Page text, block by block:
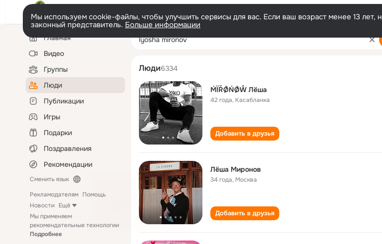
Мы используем cookie-файлы, чтобы улучшить сервисы для вас. Если ваш возраст менее 13
законный представитель. Больше информации
Левая
колонкаГлавная
Видео
Группы
Люди
Публикации
Игры
Подарки
Поздравления
Рекомендации
Сменить язык
Рекламодателям Помощь
Новости Ещё
Мы применяем
рекомендательные технологии
Подробнее
lyosha mironov
Люди6334
ḾÏŘǾŃǾŴ Лёша
42 года, Касабланка
Добавить в друзья
Лёша Миронов
34 года, Москва
Добавить в друзья